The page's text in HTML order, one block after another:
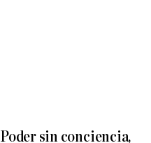
Poder sin conciencia,